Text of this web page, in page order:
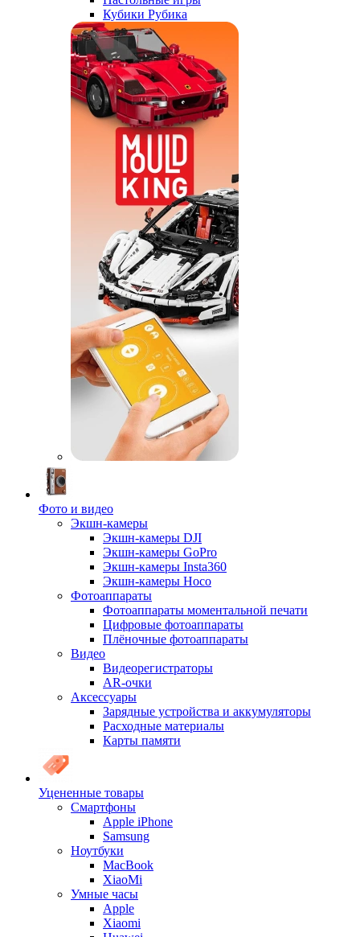
Кубики Рубика
Фото и видео
Экшн-камеры
Экшн-камеры DJI
Экшн-камеры GoPro
Экшн-камеры Insta360
Экшн-камеры Hoco
Фотоаппараты
Фотоаппараты моментальной печати
Цифровые фотоаппараты
Плёночные фотоаппараты
Видео
Видеорегистраторы
AR-очки
Аксессуары
Зарядные устройства и аккумуляторы
Расходные материалы
Карты памяти
Уцененные товары
Cмартфоны
Apple iPhone
Samsung
Ноутбуки
MacBook
XiaoMi
Умные часы
Apple
Xiaomi